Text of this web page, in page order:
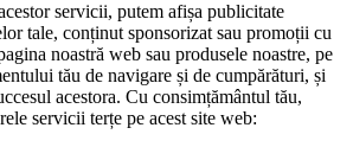
servicii, putem afișa publicitate
tale, conținut sponsorizat sau promoții cu
noastră web sau produsele noastre, pe
tău de navigare și de cumpărături, și
acestora. Cu consimțământul tău,
servicii terțe pe acest site web: